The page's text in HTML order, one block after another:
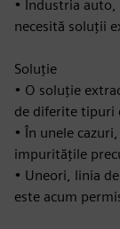
• Industria
necesită soluții
Soluție
• O soluție
de diferite tipuri
• În unele
impuritățile
• Uneori, linia
este acum